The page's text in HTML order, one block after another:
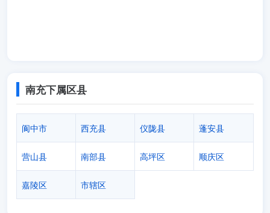
南充下属区县
阆中市 西充县 仪陇县 蓬安县
营山县 南部县 高坪区 顺庆区
嘉陵区 市辖区